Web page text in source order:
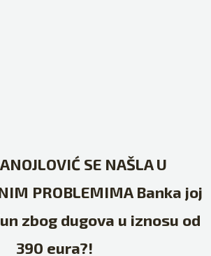
SE NAŠLA U
PROBLEMIMA Banka joj
zbog dugova u iznosu od
390 eura?!